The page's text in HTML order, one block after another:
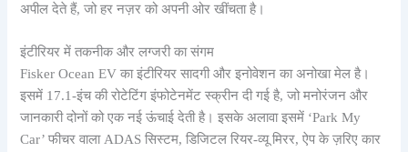
अपील देते हैं, जो हर नज़र को अपनी ओर खींचता है।
इंटीरियर में तकनीक और लग्जरी का संगम
Fisker Ocean EV का इंटीरियर सादगी और इनोवेशन का अनोखा मेल है।
इसमें 17.1-इंच की रोटेटिंग इंफोटेनमेंट स्क्रीन दी गई है, जो मनोरंजन और
जानकारी दोनों को एक नई ऊंचाई देती है। इसके अलावा इसमें ‘Park My
Car’ फीचर वाला ADAS सिस्टम, डिजिटल रियर-व्यू मिरर, ऐप के ज़रिए कार